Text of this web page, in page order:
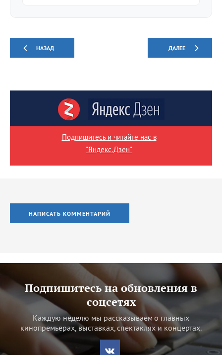
НАЗАД ДАЛЕЕ
Подпишитесь и читайте нас в
"Яндекс.Дзен"
НАПИСАТЬ КОММЕНТАРИЙ
Подпишитесь на обновления в
соцсетях
Каждую неделю мы рассказываем о главных
кинопремьерах, выставках, спектаклях и концертах.